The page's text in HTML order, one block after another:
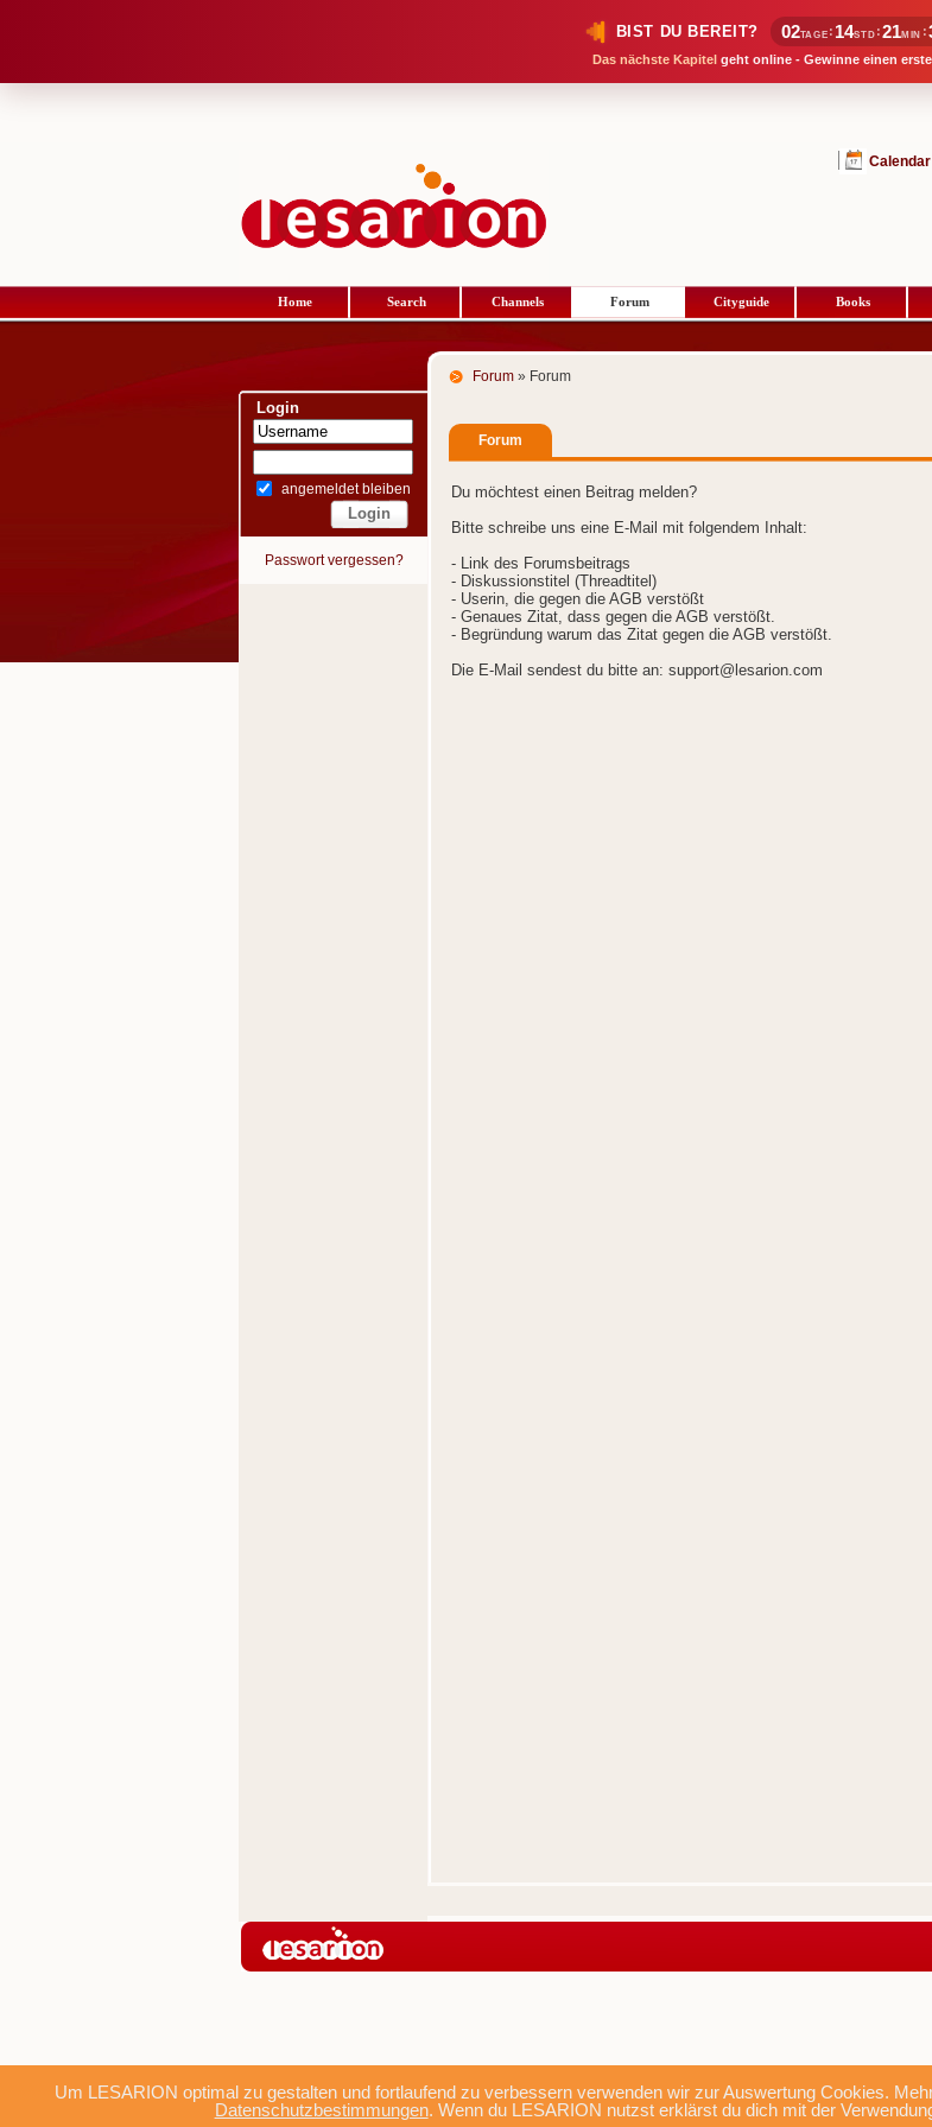
BIST DU BEREIT? 02TAGE : 14STD :21MIN :
Das nächste Kapitel geht online - Gewinne einen
Um LESARION optimal zu gestalten und fortlaufend zu verbessern verwenden wir zur Auswertung Cookies.
Datenschutzbestimmungen. Wenn du LESARION nutzst erklärst du dich mit der
Calendar
Home Search Channels Forum Cityguide Books
Login
angemeldet bleiben
Passwort vergessen?
Forum » Forum
Forum
Du möchtest einen Beitrag melden?
Bitte schreibe uns eine E-Mail mit folgendem Inhalt:
- Link des Forumsbeitrags
- Diskussionstitel (Threadtitel)
- Userin, die gegen die AGB verstößt
- Genaues Zitat, dass gegen die AGB verstößt.
- Begründung warum das Zitat gegen die AGB verstößt.
Die E-Mail sendest du bitte an: support@lesarion.com